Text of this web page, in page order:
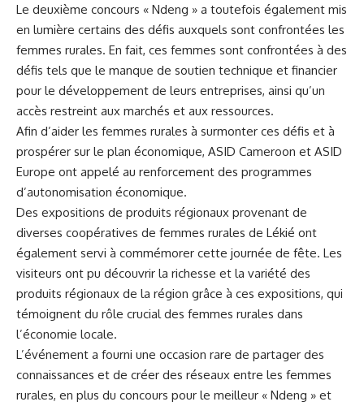
Le deuxième concours ⁣« Ndeng » a toutefois également ⁢mis
en lumière certains des défis auxquels ‌sont confrontées les‌
femmes rurales. En fait, ces femmes sont confrontées à des
défis tels que le manque de ‍soutien technique et financier
pour le développement de leurs entreprises, ainsi qu’un
accès restreint aux ⁤marchés et aux ressources.
Afin d’aider les femmes rurales à⁢ surmonter ces défis et à
prospérer sur le plan ⁤économique, ASID Cameroon et ASID
‍Europe ont appelé au renforcement des programmes
d’autonomisation économique.
Des expositions de produits régionaux provenant de
diverses coopératives de ‌femmes ⁤rurales de Lékié ont
également ⁤servi à commémorer cette journée de fête. Les
visiteurs ont pu découvrir ‍la richesse et la variété des
produits régionaux de la⁢ région grâce​ à ces expositions, ‌qui
témoignent du rôle crucial des femmes rurales dans
l’économie locale.
L’événement a fourni ⁢une occasion rare de partager des
connaissances et​ de créer des réseaux‌ entre ‍les femmes
rurales, en plus ⁣du concours pour⁢ le meilleur « Ndeng » et